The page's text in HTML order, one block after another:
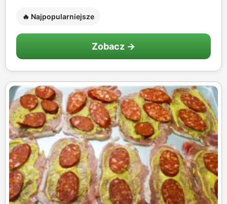
🔥 Najpopularniejsze
Zobacz →